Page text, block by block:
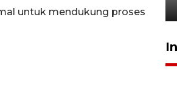
untuk mendukung proses